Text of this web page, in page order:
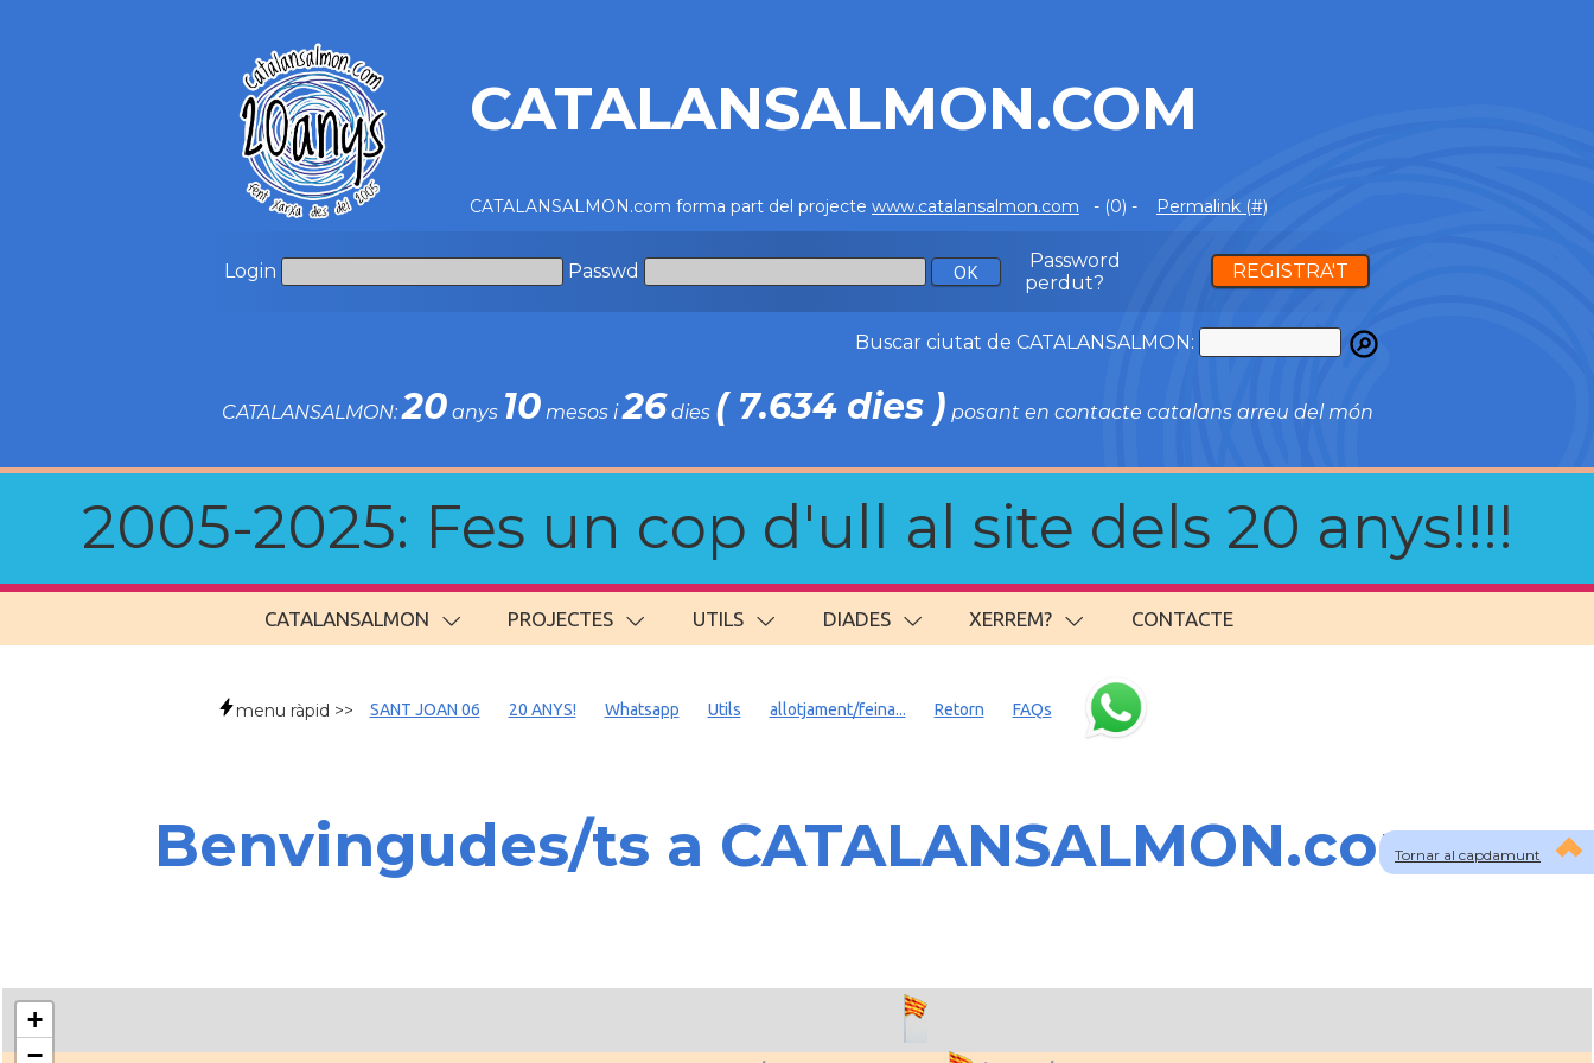
CATALANSALMON.COM
CATALANSALMON.com forma part del projecte www.catalansalmon.com - (0) - Permalink (#)
Login Passwd
Password
perdut?
REGISTRA'T
Buscar ciutat de CATALANSALMON:
CATALANSALMON:20anys 10mesos i26dies ( 7.634 dies ) posant en contacte catalans arreu del món
2005-2025: Fes un cop d'ull al site dels 20 anys!!!!
CATALANSALMON PROJECTES UTILS DIADES XERREM? CONTACTE
Tornar al capdamunt
menu ràpid >> SANT JOAN 06 20 ANYS! Whatsapp Utils allotjament/feina... Retorn FAQs
Benvingudes/ts a CATALANSALMON.com
+
−